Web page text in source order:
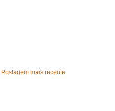
Postagem mais recente